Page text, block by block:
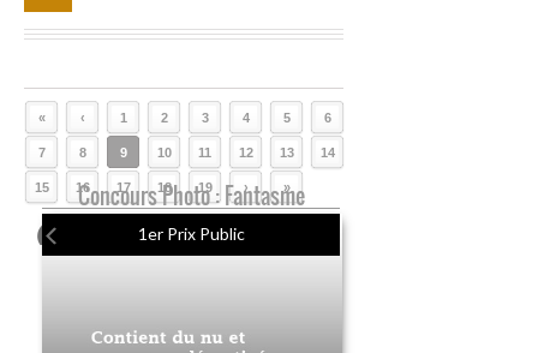
« ‹ 1 2 3 4 5 6
7 8 9 10 11 12 13 14
15 16 17 18 19 › »
Concours Photo : Fantasme
1er Prix Public